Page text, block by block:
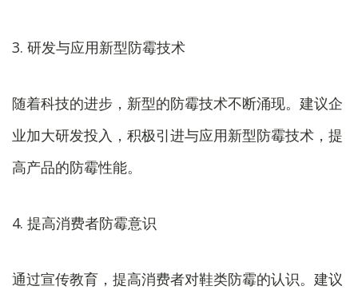
3. 研发与应用新型防霉技术
随着科技的进步，新型的防霉技术不断涌现。建议企
业加大研发投入，积极引进与应用新型防霉技术，提
高产品的防霉性能。
4. 提高消费者防霉意识
通过宣传教育，提高消费者对鞋类防霉的认识。建议